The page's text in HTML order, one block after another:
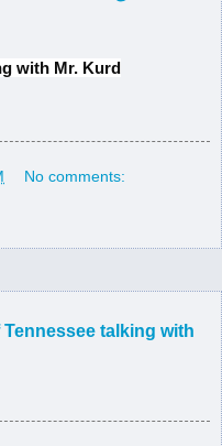
with Mr. Kurd
No comments:
talking with